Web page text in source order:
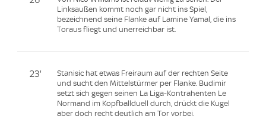
Linksaußen kommt noch gar nicht ins Spiel,
bezeichnend seine Flanke auf Lamine Yamal, die ins
Toraus fliegt und unerreichbar ist.
23'
Stanisic hat etwas Freiraum auf der rechten Seite
und sucht den Mittelstürmer per Flanke. Budimir
setzt sich gegen seinen La Liga-Kontrahenten Le
Normand im Kopfballduell durch, drückt die Kugel
aber doch recht deutlich am Tor vorbei.